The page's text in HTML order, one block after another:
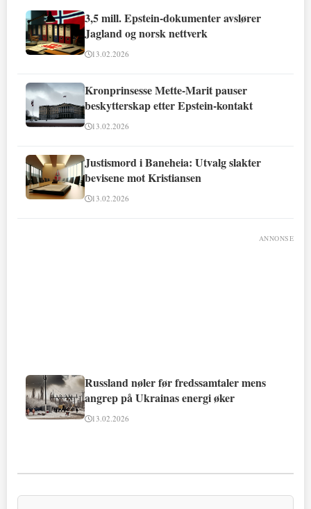
3,5 mill. Epstein-dokumenter avslører
Jagland og norsk nettverk
13.02.2026
Kronprinsesse Mette-Marit pauser
beskytterskap etter Epstein-kontakt
13.02.2026
Justismord i Baneheia: Utvalg slakter
bevisene mot Kristiansen
13.02.2026
ANNONSE
Russland nøler før fredssamtaler mens
angrep på Ukrainas energi øker
13.02.2026